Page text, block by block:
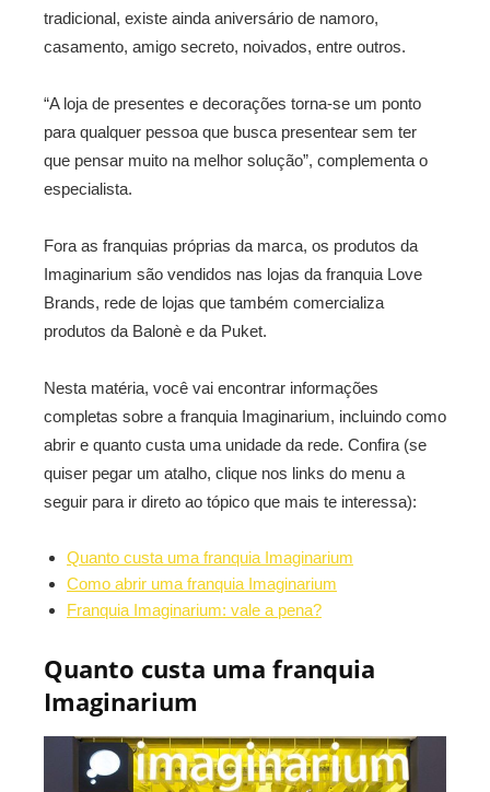
tradicional, existe ainda aniversário de namoro,
casamento, amigo secreto, noivados, entre outros.
“A loja de presentes e decorações torna-se um ponto
para qualquer pessoa que busca presentear sem ter
que pensar muito na melhor solução”, complementa o
especialista.
Fora as franquias próprias da marca, os produtos da
Imaginarium são vendidos nas lojas da franquia Love
Brands, rede de lojas que também comercializa
produtos da Balonè e da Puket.
Nesta matéria, você vai encontrar informações
completas sobre a franquia Imaginarium, incluindo como
abrir e quanto custa uma unidade da rede. Confira (se
quiser pegar um atalho, clique nos links do menu a
seguir para ir direto ao tópico que mais te interessa):
Quanto custa uma franquia Imaginarium
Como abrir uma franquia Imaginarium
Franquia Imaginarium: vale a pena?
Quanto custa uma franquia
Imaginarium